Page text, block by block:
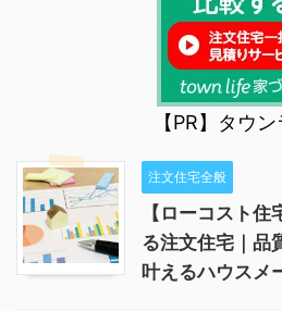
【PR】タウ
注文住宅全般
【ローコスト
る注文住宅｜品
叶えるハウスメ